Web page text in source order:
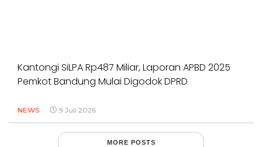
Kantongi SiLPA Rp487 Miliar, Laporan APBD 2025
Pemkot Bandung Mulai Digodok DPRD
NEWS 9 Juli 2026
MORE POSTS